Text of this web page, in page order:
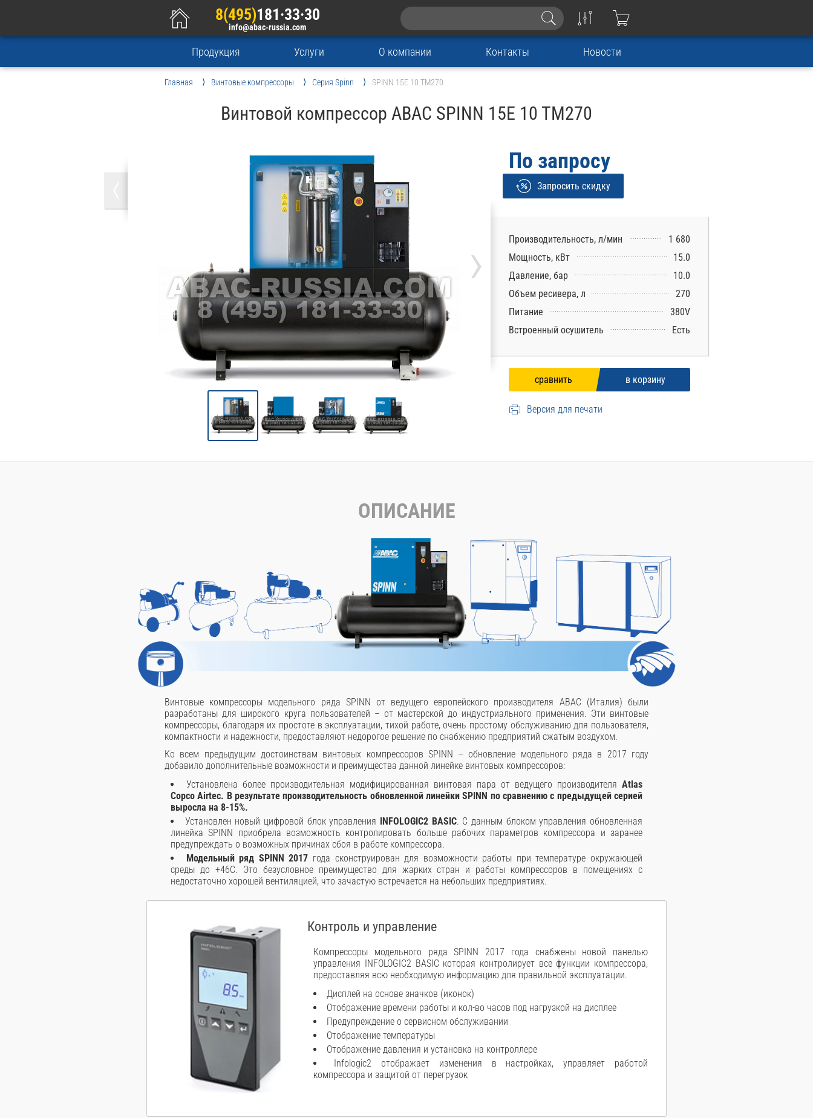
8(495)181·33·30
info@abac-russia.com
Продукция Услуги О компании Контакты Новости
Главная Винтовые компрессоры Серия Spinn SPINN 15E 10 TM270
Винтовой компрессор ABAC SPINN 15E 10 TM270
›
По запросу
Запросить скидку
Производительность, л/мин
1 680
Мощность, кВт
15.0
Давление, бар
10.0
Объем ресивера, л
270
Питание
380V
Встроенный осушитель
Есть
Версия для печати
ОПИСАНИЕ
Винтовые компрессоры модельного ряда SPINN от ведущего европейского производителя ABAC (Италия) были
разработаны для широкого круга пользователей – от мастерской до индустриального применения. Эти винтовые
компрессоры, благодаря их простоте в эксплуатации, тихой работе, очень простому обслуживанию для пользователя,
компактности и надежности, предоставляют недорогое решение по снабжению предприятий сжатым воздухом.
Ко всем предыдущим достоинствам винтовых компрессоров SPINN – обновление модельного ряда в 2017 году
добавило дополнительные возможности и преимущества данной линейке винтовых компрессоров:
Установлена более производительная модифицированная винтовая пара от ведущего производителя Atlas
Copco Airtec. В результате производительность обновленной линейки SPINN по сравнению с предыдущей серией
выросла на 8-15%.
Установлен новый цифровой блок управления
INFOLOGIC2 BASIC. С данным блоком управления обновленная
линейка SPINN приобрела возможность контролировать больше рабочих параметров компрессора и заранее
предупреждать о возможных причинах сбоя в работе компрессора.
Модельный ряд SPINN 2017 года сконструирован для возможности работы при температуре окружающей
среды до +46С. Это безусловное преимущество для жарких стран и работы компрессоров в помещениях с
недостаточно хорошей вентиляцией, что зачастую встречается на небольших предприятиях.
Контроль и управление
Компрессоры модельного ряда SPINN 2017 года снабжены новой панелью
управления INFOLOGIC2 BASIC которая контролирует все функции компрессора,
предоставляя всю необходимую информацию для правильной эксплуатации.
Дисплей на основе значков (иконок)
Отображение времени работы и кол-во часов под нагрузкой на дисплее
Предупреждение о сервисном обслуживании
Отображение температуры
Отображение давления и установка на контроллере
Infologic2 отображает изменения в настройках, управляет работой
компрессора и защитой от перегрузок